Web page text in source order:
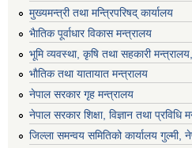
मुख्यमन्त्री तथा मन्त्रिपरिषद् कार्यालय
भैातिक पूर्वाधार विकास मन्त्रालय
भूमि व्यवस्था, कृषि तथा सहकारी
भाैतिक तथा यातायात मन्त्रालय
नेपाल सरकार गृह मन्त्रालय
नेपाल सरकार शिक्षा, विज्ञान तथा प्रविधि
जिल्ला समन्वय समितिको कार्यालय गुल्मी,